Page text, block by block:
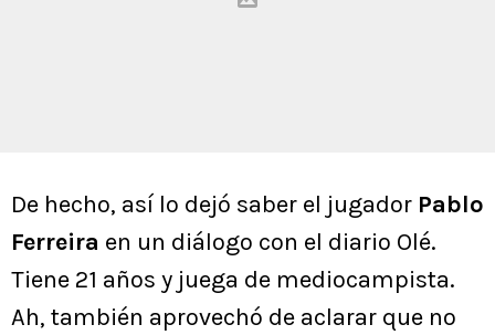
De hecho, así lo dejó saber el jugador Pablo
Ferreira en un diálogo con el diario Olé.
Tiene 21 años y juega de mediocampista.
Ah, también aprovechó de aclarar que no